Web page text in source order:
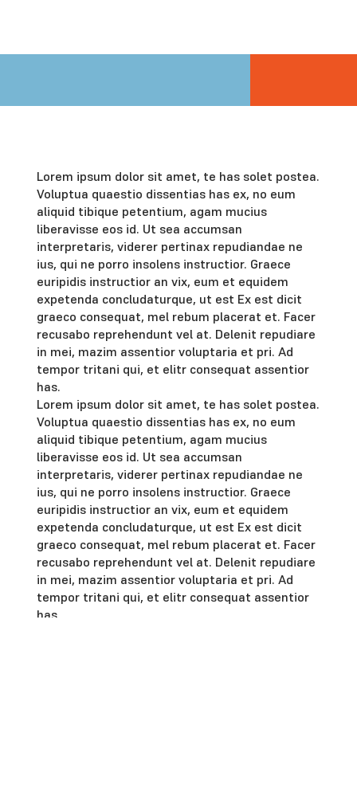
Lorem ipsum dolor sit amet, te has solet postea.
Voluptua quaestio dissentias has ex, no eum
aliquid tibique petentium, agam mucius
liberavisse eos id. Ut sea accumsan
interpretaris, viderer pertinax repudiandae ne
ius, qui ne porro insolens instructior. Graece
euripidis instructior an vix, eum et equidem
expetenda concludaturque, ut est Ex est dicit
graeco consequat, mel rebum placerat et. Facer
recusabo reprehendunt vel at. Delenit repudiare
in mei, mazim assentior voluptaria et pri. Ad
tempor tritani qui, et elitr consequat assentior
has.
Lorem ipsum dolor sit amet, te has solet postea.
Voluptua quaestio dissentias has ex, no eum
aliquid tibique petentium, agam mucius
liberavisse eos id. Ut sea accumsan
interpretaris, viderer pertinax repudiandae ne
ius, qui ne porro insolens instructior. Graece
euripidis instructior an vix, eum et equidem
expetenda concludaturque, ut est Ex est dicit
graeco consequat, mel rebum placerat et. Facer
recusabo reprehendunt vel at. Delenit repudiare
in mei, mazim assentior voluptaria et pri. Ad
tempor tritani qui, et elitr consequat assentior
has.